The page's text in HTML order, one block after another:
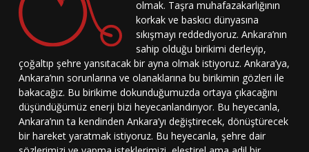
olmak. Taşra muhafazakarlığının
korkak ve baskıcı dünyasına
sıkışmayı reddediyoruz. Ankara’nın
sahip olduğu birikimi derleyip,
çoğaltıp şehre yansıtacak bir ayna olmak istiyoruz. Ankara’ya,
Ankara’nın sorunlarına ve olanaklarına bu birikimin gözleri ile
bakacağız. Bu birikime dokunduğumuzda ortaya çıkacağını
düşündüğümüz enerji bizi heyecanlandırıyor. Bu heyecanla,
Ankara’nın ta kendinden Ankara’yı değiştirecek, dönüştürecek
bir hareket yaratmak istiyoruz. Bu heyecanla, şehre dair